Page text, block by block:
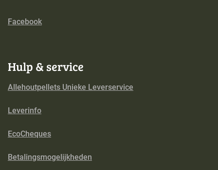
Facebook
Hulp & service
Allehoutpellets Unieke Leverservice
Leverinfo
EcoCheques
Betalingsmogelijkheden